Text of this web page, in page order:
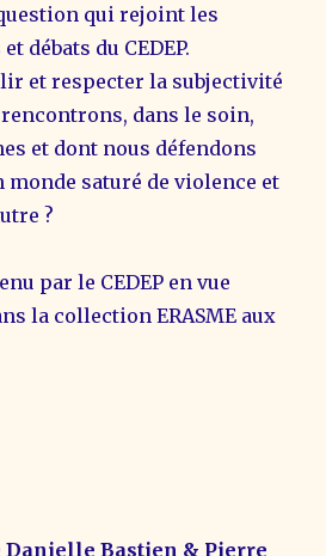
qui rejoint les
débats du CEDEP.
et respecter la subjectivité
dans le soin,
et dont nous défendons
saturé de violence et
?
par le CEDEP en vue
la collection ERASME aux
Bastien & Pierre